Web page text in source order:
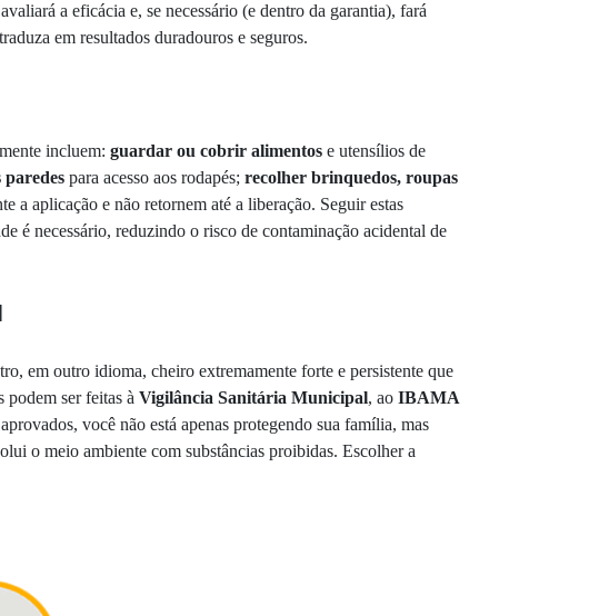
a eficácia e, se necessário (e dentro da garantia), fará
em resultados duradouros e seguros.
incluem: guardar ou cobrir alimentos e utensílios de
paredes para acesso aos rodapés; recolher brinquedos, roupas
a aplicação e não retornem até a liberação. Seguir estas
é necessário, reduzindo o risco de contaminação acidental de
em outro idioma, cheiro extremamente forte e persistente que
podem ser feitas à Vigilância Sanitária Municipal, ao IBAMA
você não está apenas protegendo sua família, mas
o meio ambiente com substâncias proibidas. Escolher a